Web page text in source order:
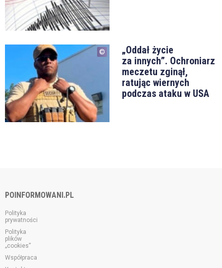
„Oddał życie
za innych”. Ochroniarz
meczetu zginął,
ratując wiernych
podczas ataku w USA
POINFORMOWANI.PL
Polityka
prywatności
Polityka
plików
„cookies”
Współpraca